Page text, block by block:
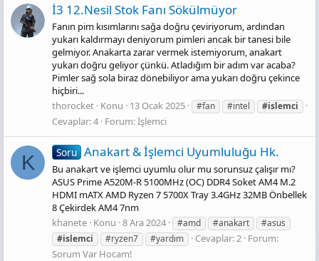
İ3 12.Nesil Stok Fanı Sökülmüyor
Fanın pim kısımlarını sağa doğru çeviriyorum, ardından
yukarı kaldırmayı deniyorum pimleri ancak bir tanesi bile
gelmiyor. Anakarta zarar vermek istemiyorum, anakart
yukarı doğru geliyor çünkü. Atladığım bir adım var acaba?
Pimler sağ sola biraz dönebiliyor ama yukarı doğru çekince
hiçbiri...
thorocket Konu 13 Ocak 2025 #fan #intel #islemci
Cevaplar: 4 Forum:İşlemci
K Soru Anakart & İşlemci Uyumluluğu Hk.
Bu anakart ve işlemci uyumlu olur mu sorunsuz çalışır mı?
ASUS Prime A520M-R 5100MHz (OC) DDR4 Soket AM4 M.2
HDMI mATX AMD Ryzen 7 5700X Tray 3.4GHz 32MB Önbellek
8 Çekirdek AM4 7nm
khanete Konu 8 Ara 2024 #amd #anakart
#asus
#islemci
#ryzen7 #yardım Cevaplar: 2 Forum:
Sorum Var Hocam!